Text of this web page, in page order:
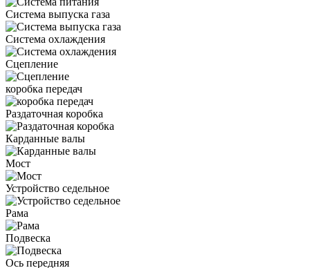
Система выпуска газа
Система охлаждения
Сцепление
коробка передач
Раздаточная коробка
Карданные валы
Мост
Устройство седельное
Рама
Подвеска
Ось передняя